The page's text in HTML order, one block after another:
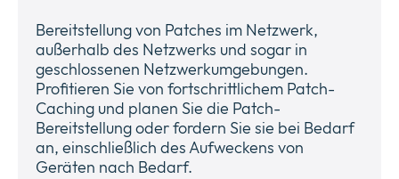
Bereitstellung von Patches im Netzwerk,
außerhalb des Netzwerks und sogar in
geschlossenen Netzwerkumgebungen.
Profitieren Sie von fortschrittlichem Patch-
Caching und planen Sie die Patch-
Bereitstellung oder fordern Sie sie bei Bedarf
an, einschließlich des Aufweckens von
Geräten nach Bedarf.